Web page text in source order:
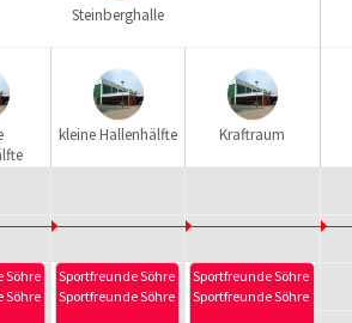
Steinberghalle
kleine Hallenhälfte Kraftraum
Söhre
Söhre
Sportfreunde Söhre
Sportfreunde Söhre
Sportfreunde Söhre
Sportfreunde Söhre